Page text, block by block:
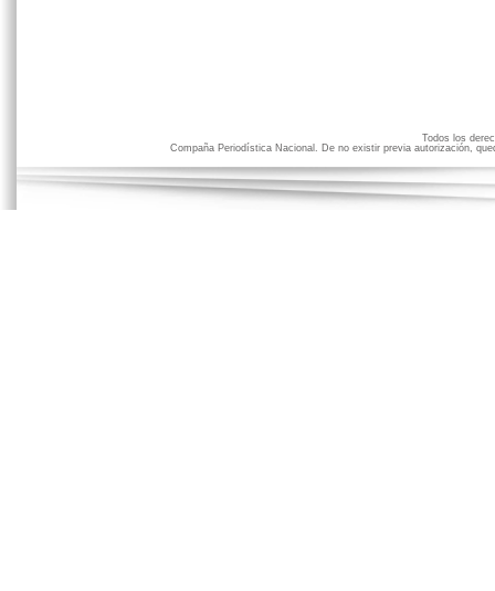
Todos los
Compaña Periodística Nacional. De no existir previa autorización,